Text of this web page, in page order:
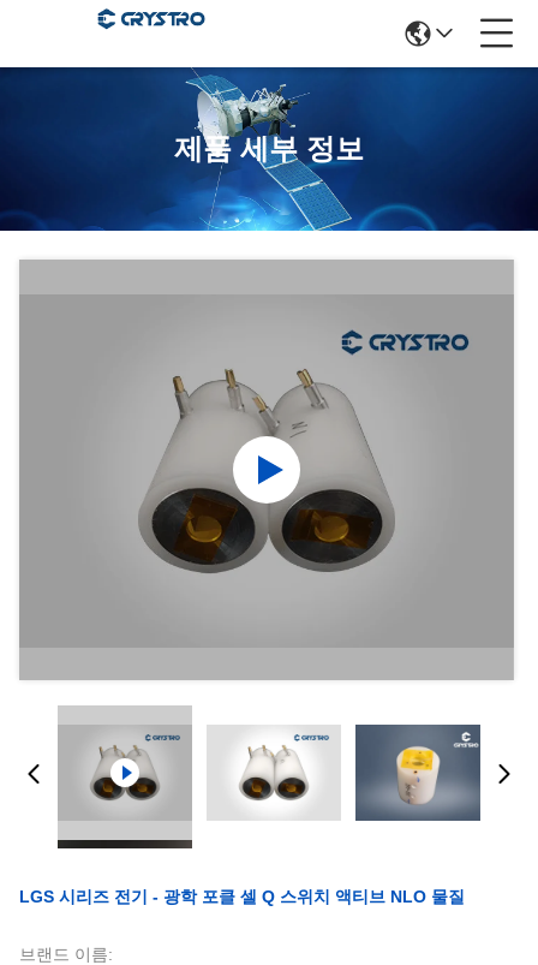
제품 세부 정보
LGS 시리즈 전기 - 광학 포클 셀 Q 스위치 액티브 NLO 물질
브랜드 이름: